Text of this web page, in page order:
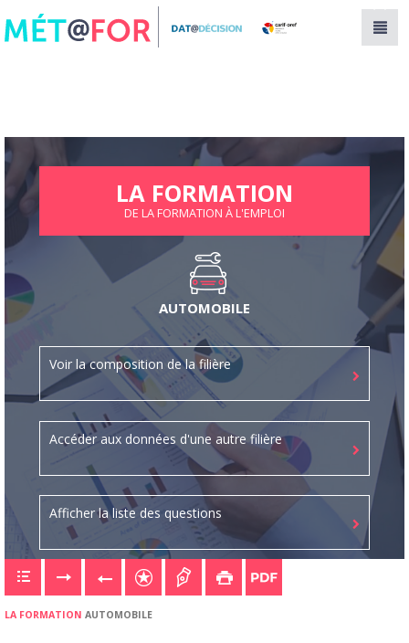
Panneau de gestion des cookies
LA FORMATION
DE LA FORMATION À L'EMPLOI
AUTOMOBILE
Voir la composition de la filière
Accéder aux données d'une autre filière
Afficher la liste des questions
LA FORMATION AUTOMOBILE